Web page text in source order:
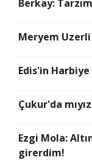
Berkay:
Meryem Uzerli
Edis'in
Çukur'da
Ezgi Mola:
girerdim!